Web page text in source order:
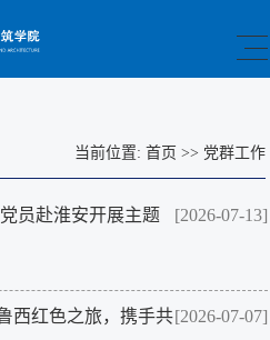
当前位置: 首页 >> 党群工作
[2026-07-13]
员赴淮安开展主题
[2026-07-07]
西红色之旅，携手共